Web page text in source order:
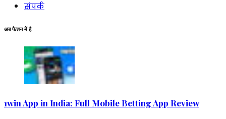
संपर्क
अब फैशन में है
1win App in India: Full Mobile Betting App Review